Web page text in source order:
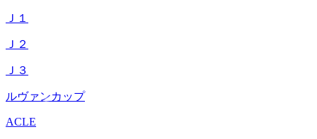
Ｊ１
Ｊ２
Ｊ３
ルヴァンカップ
ACLE